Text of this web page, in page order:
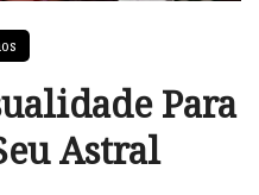
Para
Astral